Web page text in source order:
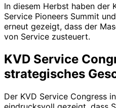
In diesem Herbst haben der
Service Pioneers Summit
erneut gezeigt, dass der
von Service zusteuert.
KVD Service
strategisches
Der KVD Service Congress